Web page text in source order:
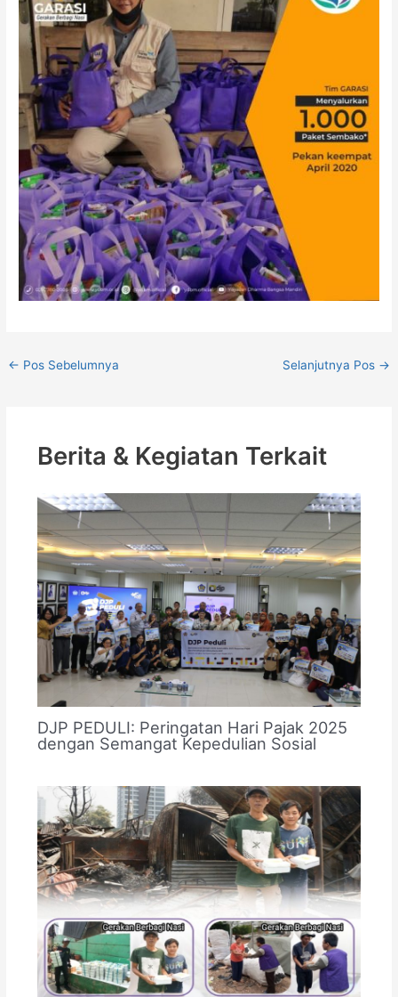
← Pos Sebelumnya Selanjutnya Pos →
Berita & Kegiatan Terkait
DJP PEDULI: Peringatan Hari Pajak 2025
dengan Semangat Kepedulian Sosial